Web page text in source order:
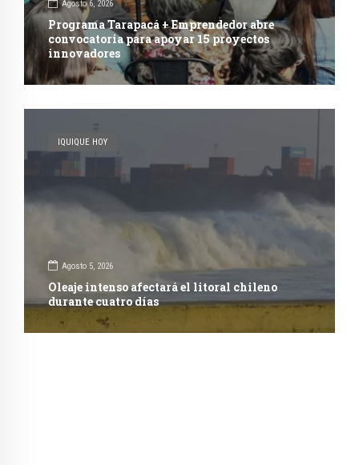
Agosto 6, 2026
Programa Tarapacá + Emprendedor abre
convocatoria para apoyar 15 proyectos
innovadores
IQUIQUE HOY
Agosto 5, 2026
Oleaje intenso afectará el litoral chileno
durante cuatro días